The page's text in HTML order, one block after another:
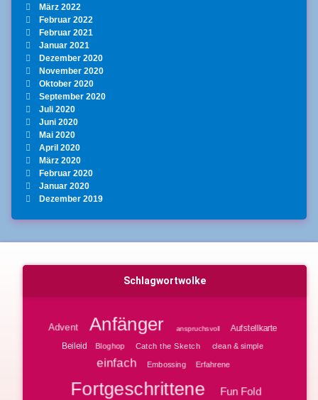
März 2022
Februar 2022
Februar 2021
Januar 2021
Dezember 2020
November 2020
Oktober 2020
September 2020
Juli 2020
Juni 2020
Mai 2020
April 2020
März 2020
Februar 2020
Januar 2020
Dezember 2019
Schlagwortwolke
Advent Anfänger anspruchsvoll
Aufstellkarte
Beileid
Bloghop Catch the Sketch clean & simple
einfach Embossing Erfahrene
Fortgeschrittene Fun Fold